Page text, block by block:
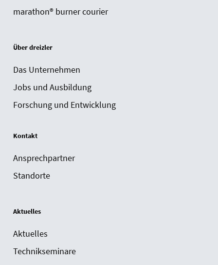
marathon® burner courier
Über dreizler
Das Unternehmen
Jobs und Ausbildung
Forschung und Entwicklung
Kontakt
Ansprechpartner
Standorte
Aktuelles
Aktuelles
Technikseminare